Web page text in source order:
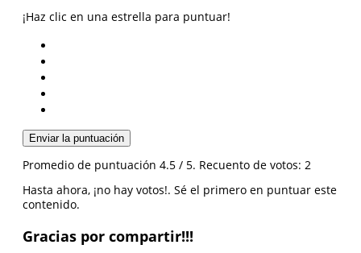
¡Haz clic en una estrella para puntuar!
Enviar la puntuación
Promedio de puntuación 4.5 / 5. Recuento de votos: 2
Hasta ahora, ¡no hay votos!. Sé el primero en puntuar este
contenido.
Gracias por compartir!!!